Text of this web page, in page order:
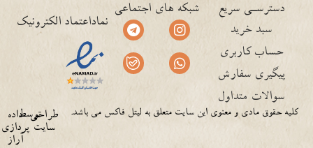
دسترسـی سریع
سبد خرید
حساب کاربری
پیگیری سفارش
سوالات متداول
شبکه های اجتماعی
نماداعتماد الکترونیک
داده
پردازی
آراز
توسططراحی
سایت
کلیه حقوق مادی و معنوی این سایت متعلق به لیتل فاکس می باشد.